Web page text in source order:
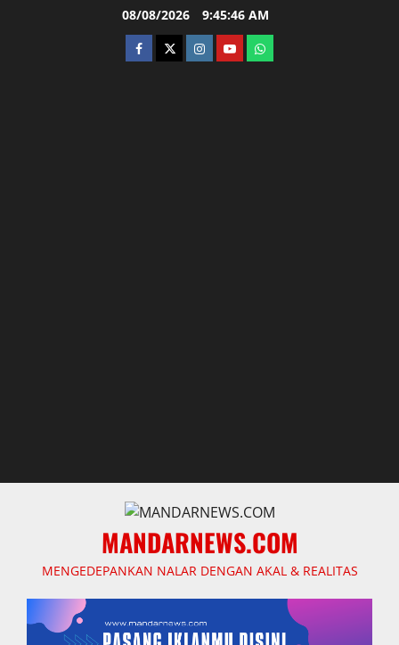
08/08/2026 9:45:47 AM
facebooktwitterinstagram.com
youtubewhatsapp
MANDARNEWS.COM
MENGEDEPANKAN NALAR DENGAN AKAL & REALITAS